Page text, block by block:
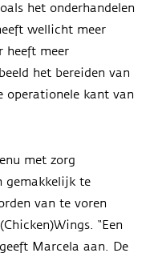
het onderhandelen
wellicht meer
heeft meer
het bereiden van
operationele kant van
met zorg
gemakkelijk te
van te voren
“Een
Marcela aan. De